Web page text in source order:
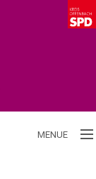
MENUE